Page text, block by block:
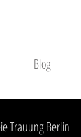
Blog
Trauung Berlin